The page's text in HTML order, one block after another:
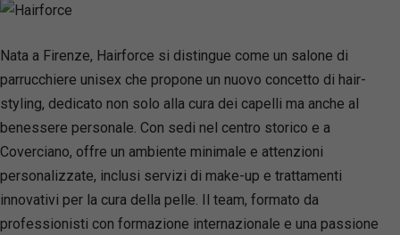
Nata a Firenze, Hairforce si distingue come un salone di
parrucchiere unisex che propone un nuovo concetto di hair-
styling, dedicato non solo alla cura dei capelli ma anche al
benessere personale. Con sedi nel centro storico e a
Coverciano, offre un ambiente minimale e attenzioni
personalizzate, inclusi servizi di make-up e trattamenti
innovativi per la cura della pelle. Il team, formato da
professionisti con formazione internazionale e una passione